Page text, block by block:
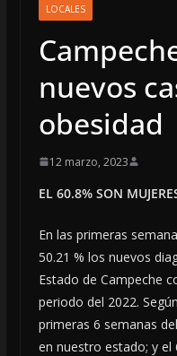
LOCALES
nuevos
obesidad
12 marzo, 2023
EL 60.8% SON
En las primeras
50.21 % los nuevos
Estado de Campeche
periodo del 2022.
primeras 6 semanas
en nuestro estado; y el